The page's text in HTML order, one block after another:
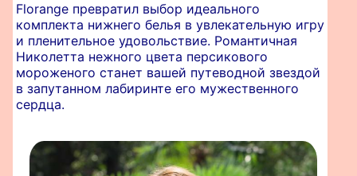
Florange превратил выбор идеального
комплекта нижнего белья в увлекательную игру
и пленительное удовольствие. Романтичная
Николетта нежного цвета персикового
мороженого станет вашей путеводной звездой
в запутанном лабиринте его мужественного
сердца.